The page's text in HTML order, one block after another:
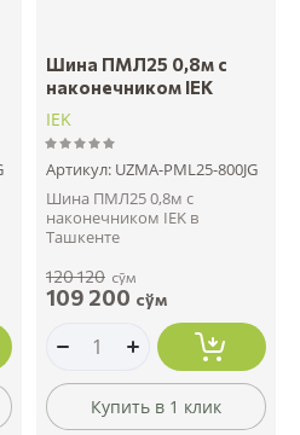
Шина ПМЛ25 0,8м с
наконечником IEK
IEK
Артикул: UZMA-PML25-800JG
Шина ПМЛ25 0,8м с
наконечником IEK в
Ташкенте
120 120 сўм
109 200 сўм
Купить в 1 клик